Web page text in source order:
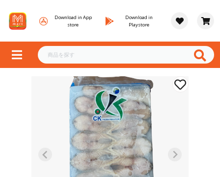
Download in App
store
Download in
Playstore